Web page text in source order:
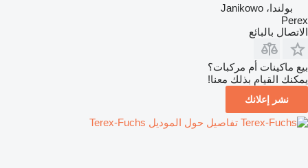
بولندا، Janikowo
Perex
الاتصال بالبائع
بيع ماكينات أم مركبات؟
يمكنك القيام بذلك معنا!
نشر إعلانك
تفاصيل حول الموديل Terex-Fuchs